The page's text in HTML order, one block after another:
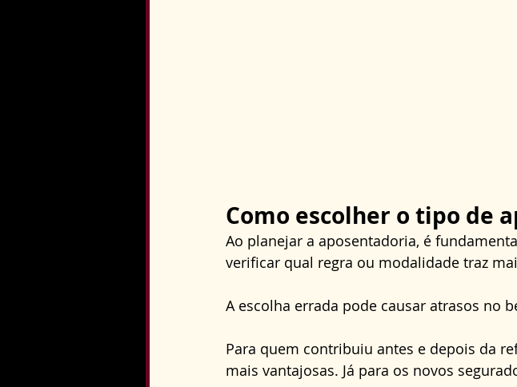
Como escolher o tipo de
Ao planejar a aposentadoria, é
verificar qual regra ou modalidade traz
A escolha errada pode causar atrasos no
Para quem contribuiu antes e depois da
mais vantajosas. Já para os novos